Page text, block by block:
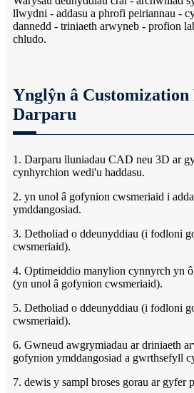
llwydni - addasu a phrofi peiriannau -
dannedd - triniaeth arwyneb - profion
chludo.
Ynglŷn â Customization
Darparu
1. Darparu lluniadau CAD neu 3D ar
cynhyrchion wedi'u haddasu.
2. yn unol â gofynion cwsmeriaid i
ymddangosiad.
3. Detholiad o ddeunyddiau (i fodloni
cwsmeriaid).
4. Optimeiddio manylion cynnyrch yn
(yn unol â gofynion cwsmeriaid).
5. Detholiad o ddeunyddiau (i fodloni
cwsmeriaid).
6. Gwneud awgrymiadau ar driniaeth
gofynion ymddangosiad a gwrthsefyll
7. dewis y sampl broses gorau ar gyfer